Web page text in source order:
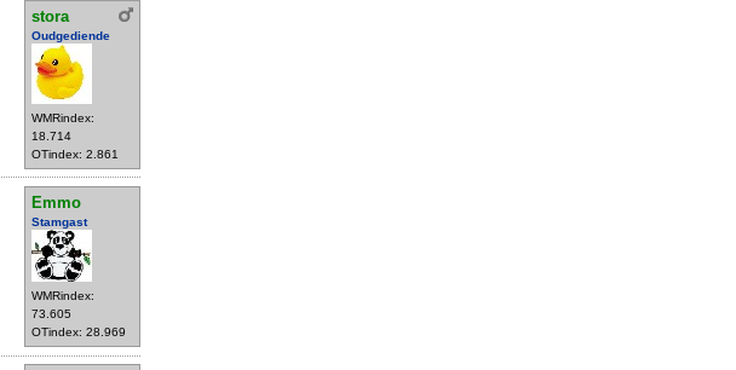
stora
Oudgediende
WMRindex:
18.714
OTindex: 2.861
Emmo
Stamgast
WMRindex:
73.605
OTindex: 28.969